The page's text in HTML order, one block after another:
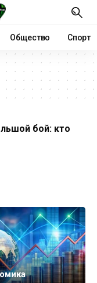
Общество Спорт
бой: кто